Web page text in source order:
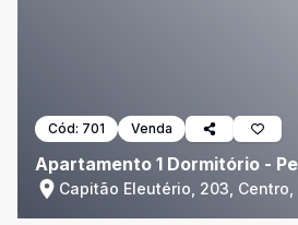
Cód: 701 Venda
Apartamento 1 Dormitório -
Capitão Eleutério, 203, Centro,